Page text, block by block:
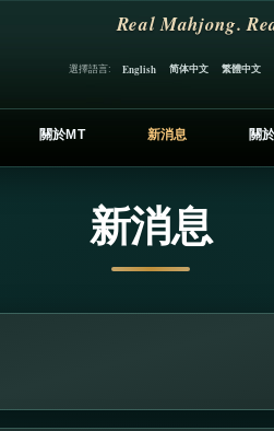
Real Mahjong.
選擇語言: English 简体中文 繁體中文
關於MT 新消息 關
新消息